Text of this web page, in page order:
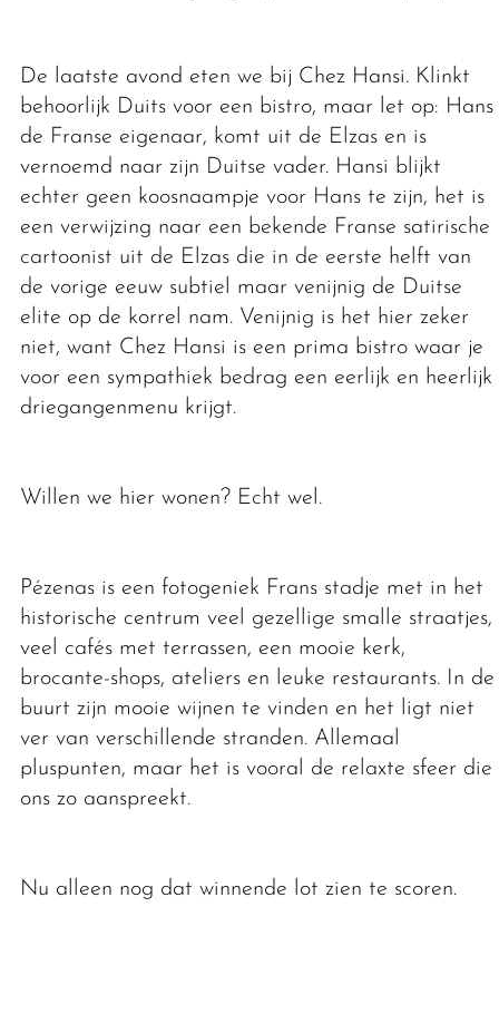
De laatste avond eten we bij Chez Hansi. Klinkt
behoorlijk Duits voor een bistro, maar let op: Hans,
de Franse eigenaar, komt uit de Elzas en is
vernoemd naar zijn Duitse vader. Hansi blijkt
echter geen koosnaampje voor Hans te zijn, het is
een verwijzing naar een bekende Franse satirische
cartoonist uit de Elzas die in de eerste helft van
de vorige eeuw subtiel maar venijnig de Duitse
elite op de korrel nam. Venijnig is het hier zeker
niet, want Chez Hansi is een prima bistro waar je
voor een sympathiek bedrag een eerlijk en heerlijk
driegangenmenu krijgt.
Willen we hier wonen? Echt wel.
Pézenas is een fotogeniek Frans stadje met in het
historische centrum veel gezellige smalle straatjes,
veel cafés met terrassen, een mooie kerk,
brocante-shops, ateliers en leuke restaurants. In de
buurt zijn mooie wijnen te vinden en het ligt niet
ver van verschillende stranden. Allemaal
pluspunten, maar het is vooral de relaxte sfeer die
ons zo aanspreekt.
Nu alleen nog dat winnende lot zien te scoren.